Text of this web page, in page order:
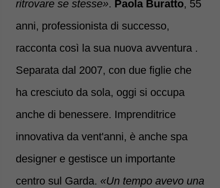
ritrovare se stesse». Paola Buratto, 55
anni, professionista di successo,
racconta così la sua nuova avventura .
Separata dal 2007, con due figlie che
ha cresciuto da sola, oggi si occupa
anche di benessere. Imprenditrice
innovativa da vent'anni, è anche spa
designer e gestisce un importante
centro sul Garda. «Un tempo avevo una